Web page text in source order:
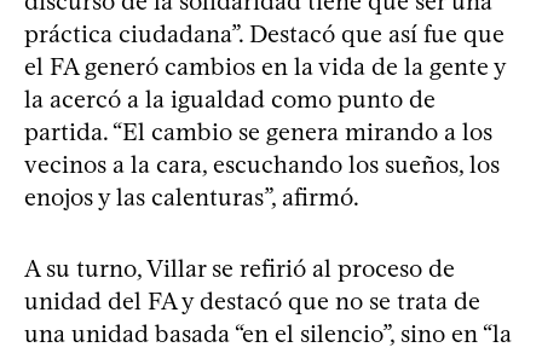
práctica ciudadana”. Destacó que así fue que
el FA generó cambios en la vida de la gente y
la acercó a la igualdad como punto de
partida. “El cambio se genera mirando a los
vecinos a la cara, escuchando los sueños, los
enojos y las calenturas”, afirmó.
A su turno, Villar se refirió al proceso de
unidad del FA y destacó que no se trata de
una unidad basada “en el silencio”, sino en “la